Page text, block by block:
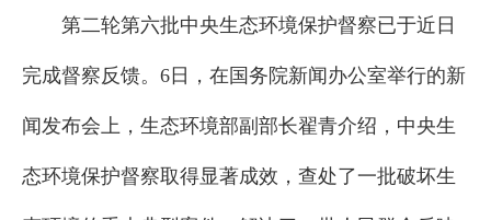
第二轮第六批中央生态环境保护督察已于近日
完成督察反馈。6日，在国务院新闻办公室举行的新
闻发布会上，生态环境部副部长翟青介绍，中央生
态环境保护督察取得显著成效，查处了一批破坏生